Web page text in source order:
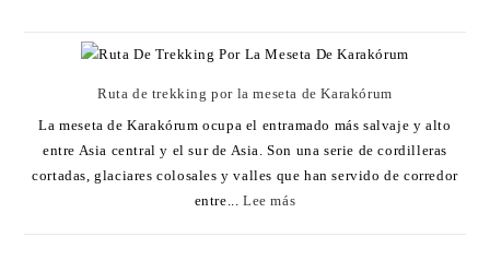
Ruta de trekking por la meseta de Karakórum
La meseta de Karakórum ocupa el entramado más salvaje y alto
entre Asia central y el sur de Asia. Son una serie de cordilleras
cortadas, glaciares colosales y valles que han servido de corredor
entre...Lee más